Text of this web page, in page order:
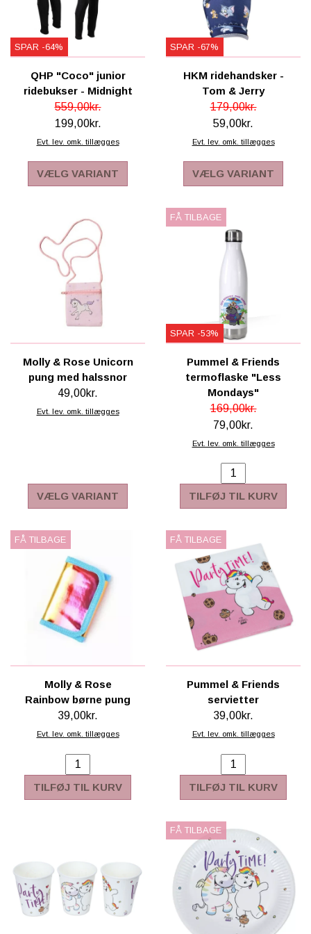
SCHLEICH® HEST & TILBEHØR
SKOLE, KREA & TILBEHØR
TASKER & PUNGE
SPAR -64%
QHP "Coco" junior
ridebukser - Midnight
559,00kr.
199,00kr.
Evt. lev. omk. tillægges
VÆLG VARIANT
SPAR -67%
HKM ridehandsker -
Tom & Jerry
179,00kr.
59,00kr.
Evt. lev. omk. tillægges
VÆLG VARIANT
Molly & Rose Unicorn
pung med halssnor
49,00kr.
Evt. lev. omk. tillægges
VÆLG VARIANT
FÅ TILBAGE
SPAR -53%
Pummel & Friends
termoflaske "Less
Mondays"
169,00kr.
79,00kr.
Evt. lev. omk. tillægges
TILFØJ TIL KURV
FÅ TILBAGE
Molly & Rose
Rainbow børne pung
39,00kr.
Evt. lev. omk. tillægges
TILFØJ TIL KURV
FÅ TILBAGE
Pummel & Friends
servietter
39,00kr.
Evt. lev. omk. tillægges
TILFØJ TIL KURV
FÅ TILBAGE